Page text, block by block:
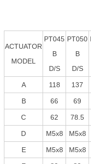
ACTUATOR
MODEL
PT045
B
D/S
PT050
B
D/S
A 118 137
B 66 69
C 62 78.5
D M5x8 M5x8
E M5x8 M5x8